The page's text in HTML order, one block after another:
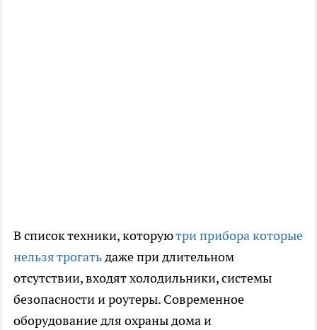
В список техники, которуютри прибора которые
нельзя трогатьдаже при длительном
отсутствии, входят холодильники, системы
безопасности и роутеры. Современное
оборудование для охраны дома и